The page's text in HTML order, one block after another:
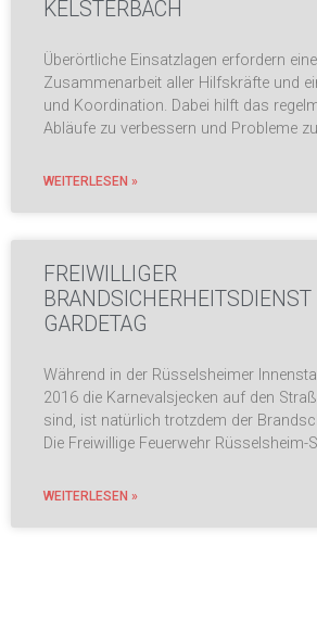
KELSTERBACH
Überörtliche Einsatzlagen erfordern
Zusammenarbeit aller Hilfskräfte und
und Koordination. Dabei hilft das
Abläufe zu verbessern und Probleme zu
WEITERLESEN »
FREIWILLIGER
BRANDSICHERHEITSDIENST
GARDETAG
Während in der Rüsselsheimer
2016 die Karnevalsjecken auf den
sind, ist natürlich trotzdem der
Die Freiwillige Feuerwehr Rüsselsheim-
WEITERLESEN »